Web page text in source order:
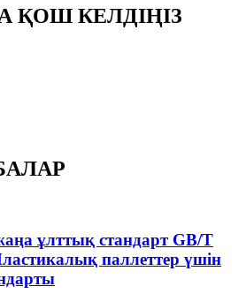
ҚОШ КЕЛДІҢІЗ
ұлттық стандарт GB/T
паллеттер үшін